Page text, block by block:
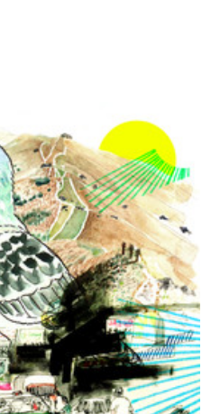
程內其他單元
頒授課程及其他單元或繳
上服務，如學員就讀的課
會通知學員有關程序。
(不適用於手機)、
支付」(Online WeChat
或 「轉數快」(FPS)